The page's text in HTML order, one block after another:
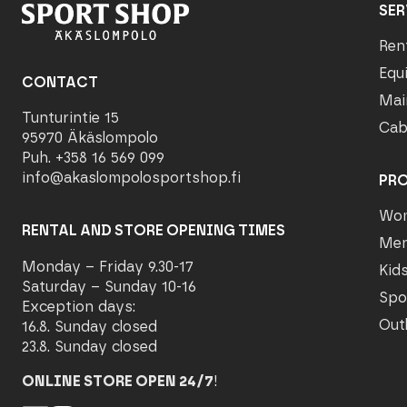
CONTACT
Tunturintie 15
95970 Äkäslompolo
Puh. +358 16 569 099
info@akaslompolosportshop.fi
RENTAL AND STORE OPENING TIMES
Monday – Friday 9.30-17
Saturday – Sunday 10-16
Exception days:
16.8. Sunday closed
23.8. Sunday closed
ONLINE STORE OPEN 24/7!
Kids